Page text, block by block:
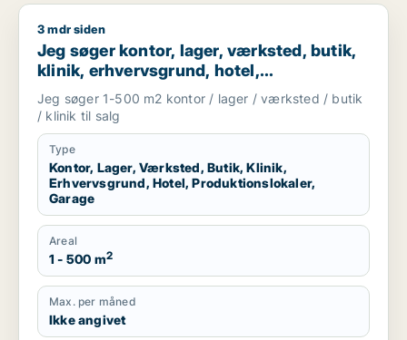
Jeg søger kontor, lager, værksted, butik, klinik,
3 mdr siden
Jeg søger kontor, lager, værksted, butik,
klinik, erhvervsgrund, hotel,
produktionslokaler eller garage til salg i
Silkeborg
Jeg søger 1-500 m2 kontor / lager / værksted / butik
/ klinik til salg
Type
Kontor, Lager, Værksted, Butik, Klinik,
Erhvervsgrund, Hotel, Produktionslokaler,
Garage
Areal
1 - 500 m2
Max. per måned
Ikke angivet